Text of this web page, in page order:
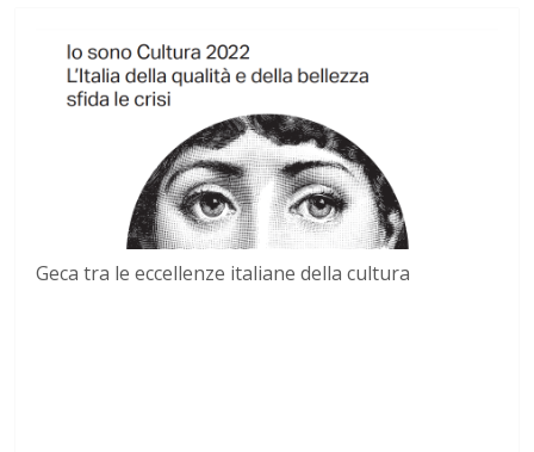
Geca tra le eccellenze italiane della cultura